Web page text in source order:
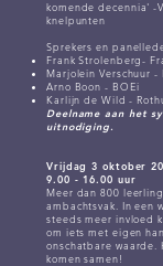
komende decennia' -
knelpunten
Sprekers en
Frank Strolenberg-
Marjolein Verschuur -
Arno Boon - BOEi
Karlijn de Wild -
Deelname aan het
uitnodiging.
Vrijdag 3 oktober
9.00 - 16.00 uur
Meer dan 800
ambachtsvak. In een
steeds meer invloed
om iets met eigen
onschatbare waarde.
komen samen!